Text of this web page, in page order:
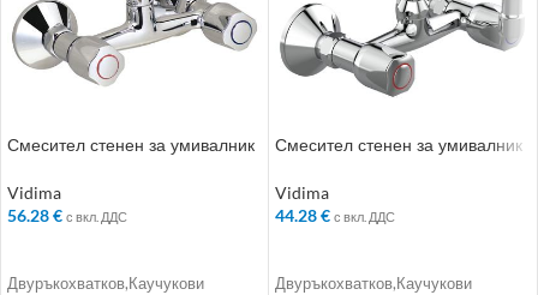
Смесител стенен за умивалник
Vidima
56.28€ с вкл. ДДС
Двуръкохватков,Каучукови
Смесител стенен за умивалник
Vidima
44.28€ с вкл. ДДС
Двуръкохватков,Каучукови